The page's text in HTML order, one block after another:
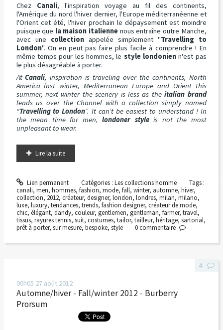
Chez Canali, l'inspiration voyage au fil des continents,
l'Amérique du nord l'hiver dernier, l'Europe méditerranéenne et
l'Orient cet été, l'hiver prochain le dépaysement est moindre
puisque que la maison italienne nous entraîne outre Manche,
avec une collectionappelée simplement "Travelling to
London". On en peut pas faire plus facile à comprendre ! En
même temps pour les hommes, le style londonien n'est pas
le plus désagréable à porter.
AtCanali, inspiration is traveling over the continents, North
America last winter, Mediterranean Europe and Orient this
summer, next winter the scenery is less as theitalian brand
leads us over the Channel with a collection simply named
"Travelling to London”. It can’t be easiest to understand ! In
the mean time for men,londoner styleis not the most
unpleasant to wear.
Lire la suite
Lien permanent Catégories : Les collections homme
Tags :
canali, men, hommes, fashion, mode, fall, winter, automne, hiver,
collection, 2012, créateur, designer, london, londres, milan, milano,
luxe, luxury, tendances, trends, fashion designer, créateur de mode,
chic, élégant, dandy, couleur, gentlemen, gentleman, farmer, travel,
tissus, rayures tennis, suit, costumes, tailor, tailleur, héritage, sartorial,
prêt à porter, sur mesure, bespoke, style 0commentaire
00h05 27 août 2012
Automne/hiver - Fall/winter 2012 - Burberry
Prorsum
4